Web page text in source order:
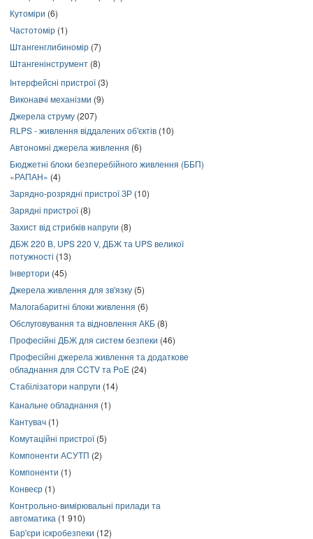
Кутоміри (6)
Частотомір (1)
Штангенглибиномір (7)
Штангенінструмент (8)
Інтерфейсні пристрої(3)
Виконавчі механізми (9)
Джерела струму (207)
RLPS - живлення віддалених об'єктів (10)
Автономні джерела живлення (6)
Бюджетні блоки безперебійного живлення (ББП)
«РАПАН» (4)
Зарядно-розрядні пристрої ЗР (10)
Зарядні пристрої(8)
Захист від стрибків напруги (8)
ДБЖ 220 В, UPS 220 V, ДБЖ та UPS великої
потужності (13)
Інвертори (45)
Джерела живлення для зв'язку (5)
Малогабаритні блоки живлення (6)
Обслуговування та відновлення АКБ (8)
Професійні ДБЖ для систем безпеки (46)
Професійні джерела живлення та додаткове
обладнання для CCTV та PoE (24)
Стабілізатори напруги (14)
Канальне обладнання (1)
Кантувач (1)
Комутаційні пристрої(5)
Компоненти АСУТП (2)
Компоненти (1)
Конвеєр (1)
Контрольно-вимірювальні прилади та
автоматика (1 910)
Бар'єри іскробезпеки (12)